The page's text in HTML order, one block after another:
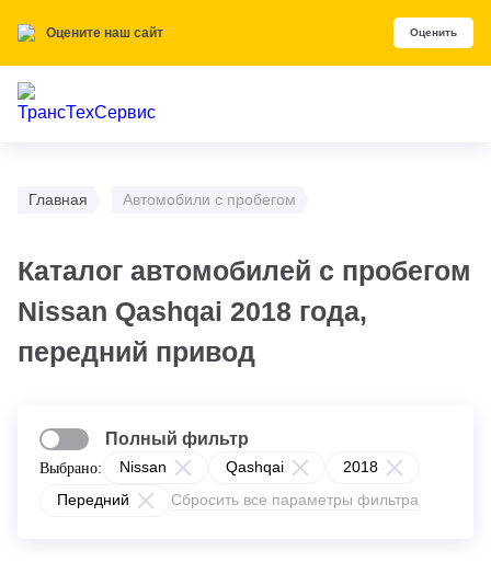
Главная Автомобили с пробегом
Каталог автомобилей с пробегом
Nissan Qashqai 2018 года,
передний привод
Выбрано: Nissan Qashqai
2018
Передний
Сбросить все параметры фильтра
Полный фильтр
Оцените наш сайт Оценить